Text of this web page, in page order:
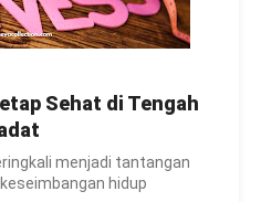
Sehat di Tengah
menjadi tantangan
hidup